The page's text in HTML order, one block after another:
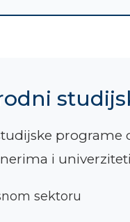
programe
i
sektoru